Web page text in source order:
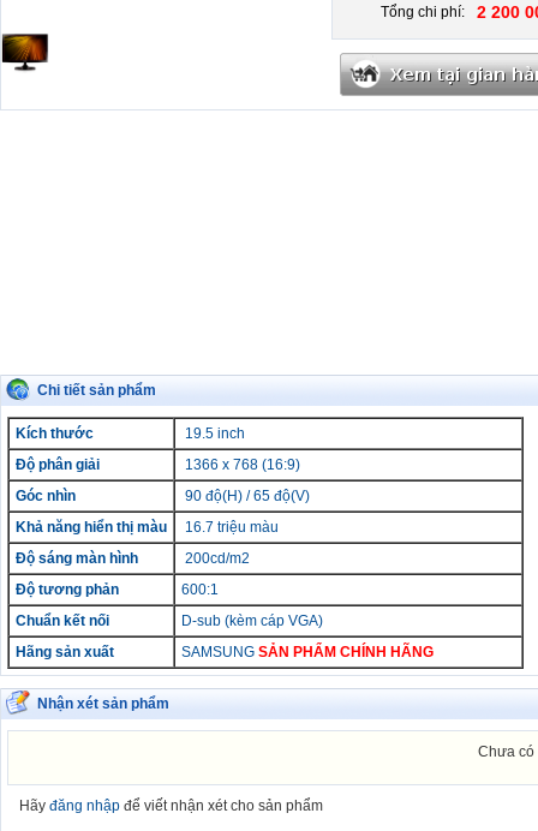
Tổng chi phí:
2 200
Chi tiết sản phẩm
Kích thước
19.5 inch
Độ phân giải
1366 x 768 (16:9)
Góc nhìn
90 độ(H) / 65 độ(V)
Khả năng hiển thị màu
16.7 triệu màu
Độ sáng màn hình
200cd/m2
Độ tương phản
600:1
Chuẩn kết nối
D-sub (kèm cáp VGA)
Hãng sản xuất
SAMSUNG SẢN PHẨM CHÍNH HÃNG
Nhận xét sản phẩm
Chưa có
Hãy đăng nhập để viết nhận xét cho sản phẩm